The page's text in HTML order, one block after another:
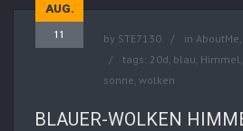
AUG.
11 by STE7130 in AboutMe
tags: 20d blau Himmel
sonne wolken
BLAUER-WOLKEN